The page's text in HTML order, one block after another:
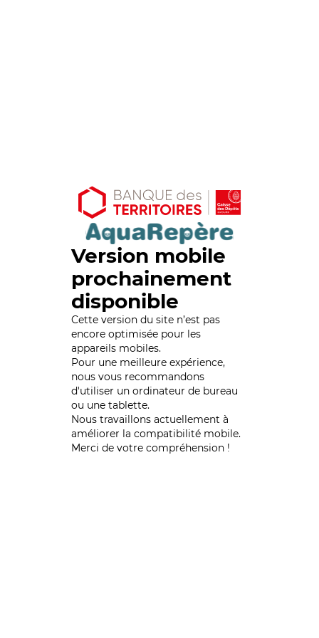
Version mobile
prochainement
disponible
Cette version du site n’est pas
encore optimisée pour les
appareils mobiles.
Pour une meilleure expérience,
nous vous recommandons
d'utiliser un ordinateur de bureau
ou une tablette.
Nous travaillons actuellement à
améliorer la compatibilité mobile.
Merci de votre compréhension !